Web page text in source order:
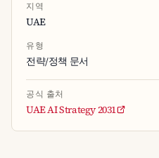
지역
UAE
유형
전략/정책 문서
공식 출처
UAE AI Strategy 2031